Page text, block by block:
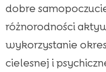
dobre
różnorodności
wykorzystanie
cielesnej i